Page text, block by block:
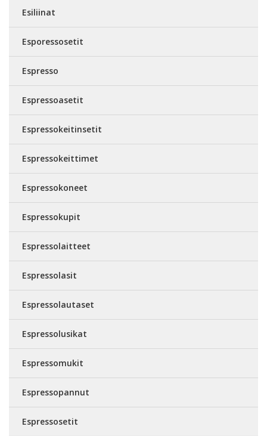
Esiliinat
Esporessosetit
Espresso
Espressoasetit
Espressokeitinsetit
Espressokeittimet
Espressokoneet
Espressokupit
Espressolaitteet
Espressolasit
Espressolautaset
Espressolusikat
Espressomukit
Espressopannut
Espressosetit